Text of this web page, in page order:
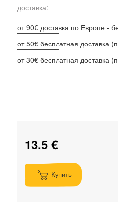
доставка:
от 90€ доставка по Европе -
от 50€ бесплатная доставка
от 30€ бесплатная доставка
13.5 €
Купить